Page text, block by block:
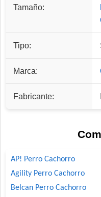
Tamaño:
Tipo:
Marca:
Fabricante:
AP! Perro Cachorro
Agility Perro Cachorro
Belcan Perro Cachorro